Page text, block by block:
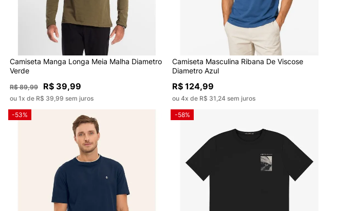
Camiseta Manga Longa Meia Malha Diametro
Verde
R$ 89,99 R$ 39,99
ou 1x de R$ 39,99 sem juros
Camiseta Masculina Ribana De Viscose
Diametro Azul
R$ 124,99
ou 4x de R$ 31,24 sem juros
-53% -58%